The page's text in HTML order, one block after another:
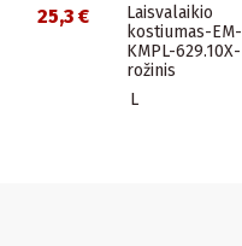
25,3 €
Laisvalaikio
kostiumas-EM-
KMPL-629.10X-
rožinis
L